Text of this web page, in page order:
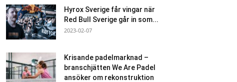
Hyrox Sverige får vingar när
Red Bull Sverige går in som...
2023-02-07
Krisande padelmarknad –
branschjätten We Are Padel
ansöker om rekonstruktion